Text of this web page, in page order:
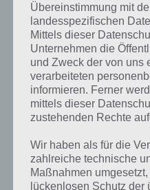
Kurze
Kultur
Bilder 1 Wort, doch welche
gibt es dazu zu wissen? Passt
Zu bestimmten Lösungen
Übereinstimmung mit
landesspezifischen
Mittels dieser
Unternehmen die
und Zweck der von uns
verarbeiteten
informieren. Ferner
mittels dieser
zustehenden Rechte
Wir haben als für die
zahlreiche technische
Maßnahmen
lückenlosen Schutz der